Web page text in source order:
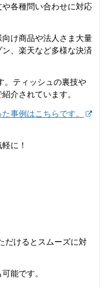
各種問い合わせに対応
向け商品や法人さま大量
、楽天など多様な決済
。ティッシュの裏技や
介されています。
事例はこちらです。
に！
だけるとスムーズに対
能です。